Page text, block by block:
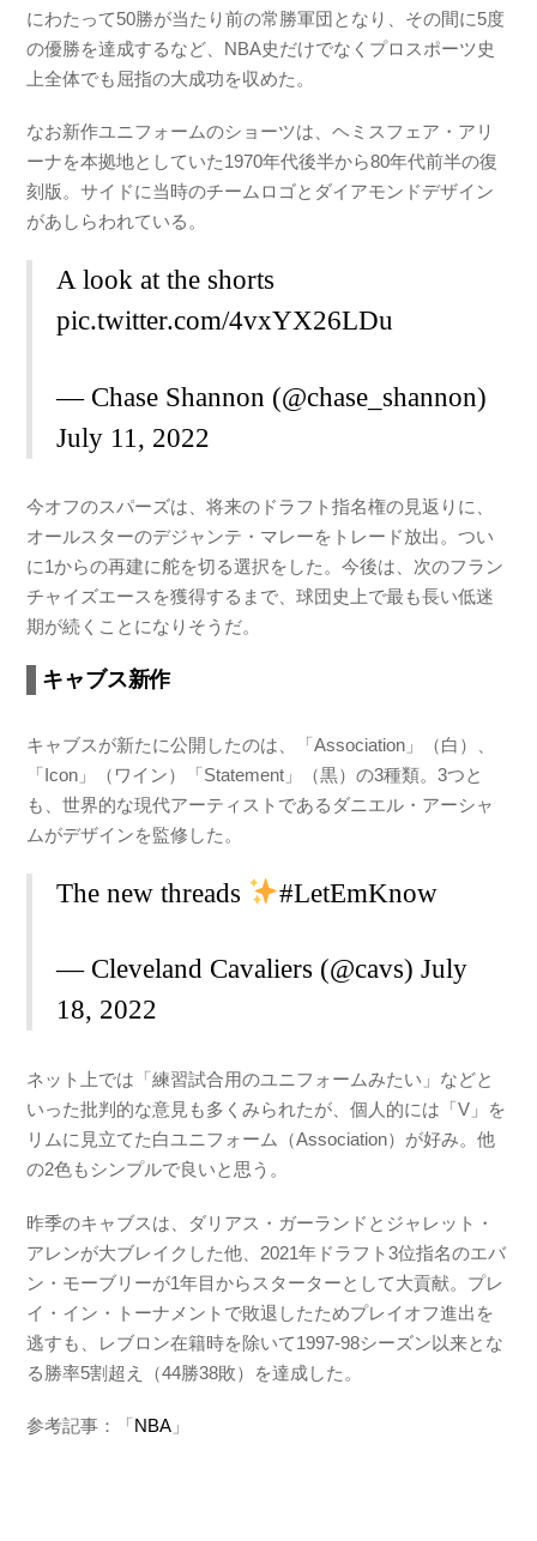
にわたって50勝が当たり前の常勝軍団となり、その間に5度
の優勝を達成するなど、NBA史だけでなくプロスポーツ史
上全体でも屈指の大成功を収めた。
なお新作ユニフォームのショーツは、ヘミスフェア・アリ
ーナを本拠地としていた1970年代後半から80年代前半の復
刻版。サイドに当時のチームロゴとダイアモンドデザイン
があしらわれている。
A look at the shorts
pic.twitter.com/4vxYX26LDu
— Chase Shannon (@chase_shannon)
July 11, 2022
今オフのスパーズは、将来のドラフト指名権の見返りに、
オールスターのデジャンテ・マレーをトレード放出。つい
に1からの再建に舵を切る選択をした。今後は、次のフラン
チャイズエースを獲得するまで、球団史上で最も長い低迷
期が続くことになりそうだ。
キャブス新作
キャブスが新たに公開したのは、「Association」（白）、
「Icon」（ワイン）「Statement」（黒）の3種類。3つと
も、世界的な現代アーティストであるダニエル・アーシャ
ムがデザインを監修した。
The new threads #LetEmKnow
— Cleveland Cavaliers (@cavs) July
18, 2022
ネット上では「練習試合用のユニフォームみたい」などと
いった批判的な意見も多くみられたが、個人的には「V」を
リムに見立てた白ユニフォーム（Association）が好み。他
の2色もシンプルで良いと思う。
昨季のキャブスは、ダリアス・ガーランドとジャレット・
アレンが大ブレイクした他、2021年ドラフト3位指名のエバ
ン・モーブリーが1年目からスターターとして大貢献。プレ
イ・イン・トーナメントで敗退したためプレイオフ進出を
逃すも、レブロン在籍時を除いて1997-98シーズン以来とな
る勝率5割超え（44勝38敗）を達成した。
参考記事：「NBA 」